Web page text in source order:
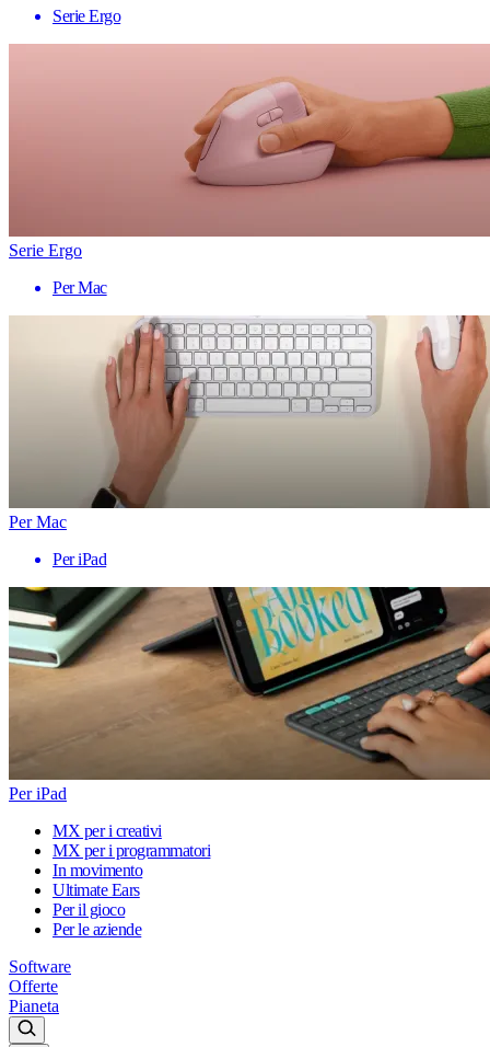
Serie Ergo
Serie Ergo
Per Mac
Per Mac
Per iPad
Per iPad
MX per i creativi
MX per i programmatori
In movimento
Ultimate Ears
Per il gioco
Per le aziende
Software
Offerte
Pianeta